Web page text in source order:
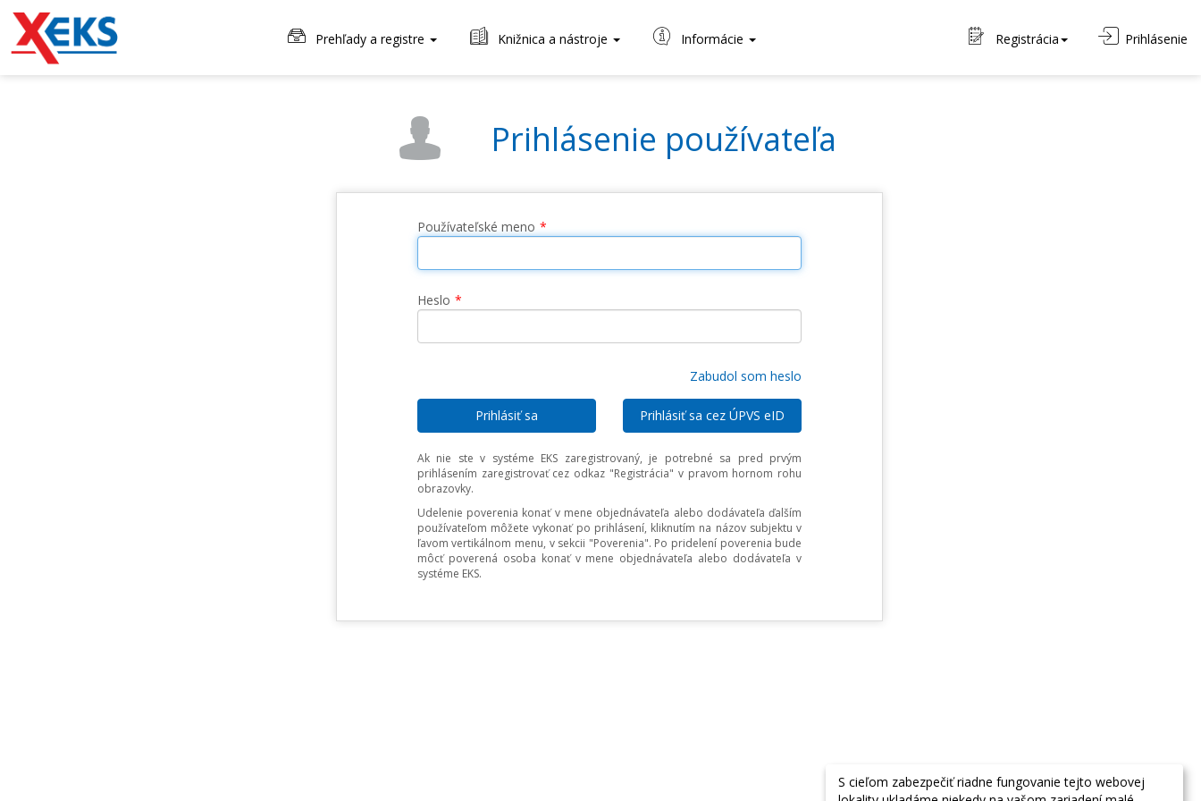
Prehľady a registre Knižnica a nástroje Informácie Registrácia Prihlásenie
Prihlásenie používateľa
Používateľské meno
Heslo
Zabudol som heslo
Prihlásiť sa cez ÚPVS eID
Ak nie ste v systéme EKS zaregistrovaný, je potrebné sa pred prvým
prihlásením zaregistrovať cez odkaz "Registrácia" v pravom hornom rohu
obrazovky.
Udelenie poverenia konať v mene objednávateľa alebo dodávateľa ďalším
používateľom môžete vykonať po prihlásení, kliknutím na názov subjektu v
ľavom vertikálnom menu, v sekcii "Poverenia". Po pridelení poverenia bude
môcť poverená osoba konať v mene objednávateľa alebo dodávateľa v
systéme EKS.
S cieľom zabezpečiť riadne fungovanie tejto webovej